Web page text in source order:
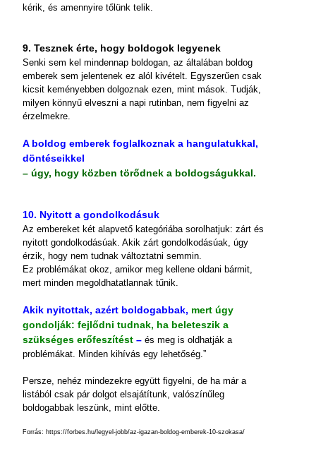
kérik, és amennyire tőlünk telik.
9. Tesznek érte, hogy boldogok legyenek
Senki sem kel mindennap boldogan, az általában boldog
emberek sem jelentenek ez alól kivételt. Egyszerűen csak
kicsit keményebben dolgoznak ezen, mint mások. Tudják,
milyen könnyű elveszni a napi rutinban, nem figyelni az
érzelmekre.
A boldog emberek foglalkoznak a hangulatukkal,
döntéseikkel
– úgy, hogy közben törődnek a boldogságukkal.
10. Nyitott a gondolkodásuk
Az embereket két alapvető kategóriába sorolhatjuk: zárt és
nyitott gondolkodásúak. Akik zárt gondolkodásúak, úgy
érzik, hogy nem tudnak változtatni semmin.
Ez problémákat okoz, amikor meg kellene oldani bármit,
mert minden megoldhatatlannak tűnik.
Akik nyitottak, azért boldogabbak, mert úgy
gondolják: fejlődni tudnak, ha beleteszik a
szükséges erőfeszítést – és meg is oldhatják a
problémákat. Minden kihívás egy lehetőség.”
Persze, nehéz mindezekre együtt figyelni, de ha már a
listából csak pár dolgot elsajátítunk, valószínűleg
boldogabbak leszünk, mint előtte.
Forrás: https://forbes.hu/legyel-jobb/az-igazan-boldog-emberek-10-szokasa/